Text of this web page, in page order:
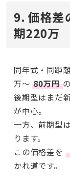
9. 価格差
期220万
同年式・同距
万〜80万円
後期型はまだ
が中心。
一方、前期型
ります。
この価格差を
かれ道です。